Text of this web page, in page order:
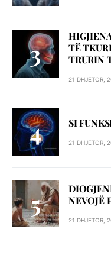
TË
TRURIN
21 DHJETOR,
SI
21 DHJETOR,
NEVOJË
21 DHJETOR,